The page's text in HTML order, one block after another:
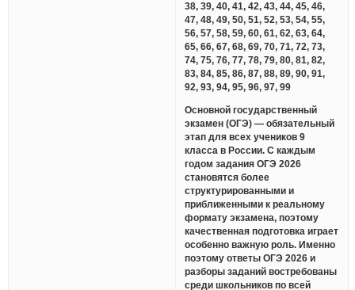
38, 39, 40, 41, 42, 43, 44, 45, 46,
47, 48, 49, 50, 51, 52, 53, 54, 55,
56, 57, 58, 59, 60, 61, 62, 63, 64,
65, 66, 67, 68, 69, 70, 71, 72, 73,
74, 75, 76, 77, 78, 79, 80, 81, 82,
83, 84, 85, 86, 87, 88, 89, 90, 91,
92, 93, 94, 95, 96, 97, 99
Основной государственный
экзамен (ОГЭ) — обязательный
этап для всех учеников 9
класса в России. С каждым
годом задания ОГЭ 2026
становятся более
структурированными и
приближенными к реальному
формату экзамена, поэтому
качественная подготовка играет
особенно важную роль. Именно
поэтому ответы ОГЭ 2026 и
разборы заданий востребованы
среди школьников по всей